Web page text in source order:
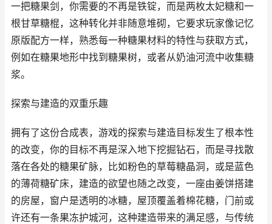
一把糖果剑，你需要的不再是铁锭，而是两枚太妃糖和一
根甘草糖棍，这种转化并非随意堆砌，它要求玩家像记忆
原版配方一样，熟悉每一种糖果材料的特性与获取方式，
例如在糖果地形中找到糖果树，或者从奶油河流中收集糖
浆。
探索与建造的双重乐趣
拥有了这份合成表，游戏的探索与建造目标发生了根本性
的改变，你的目标不再是深入地下挖掘钻石，而是寻找散
落在各处的糖果矿脉，比如粉色的草莓糖晶洞，或是蓝色
的薄荷糖矿床，建造的欲望也随之改变，一座由姜饼搭建
的房屋，窗户是透明的冰糖，屋顶覆盖着棉花糖，门前或
许还有一条果冻护城河，这种建造带来的满足感，与传统